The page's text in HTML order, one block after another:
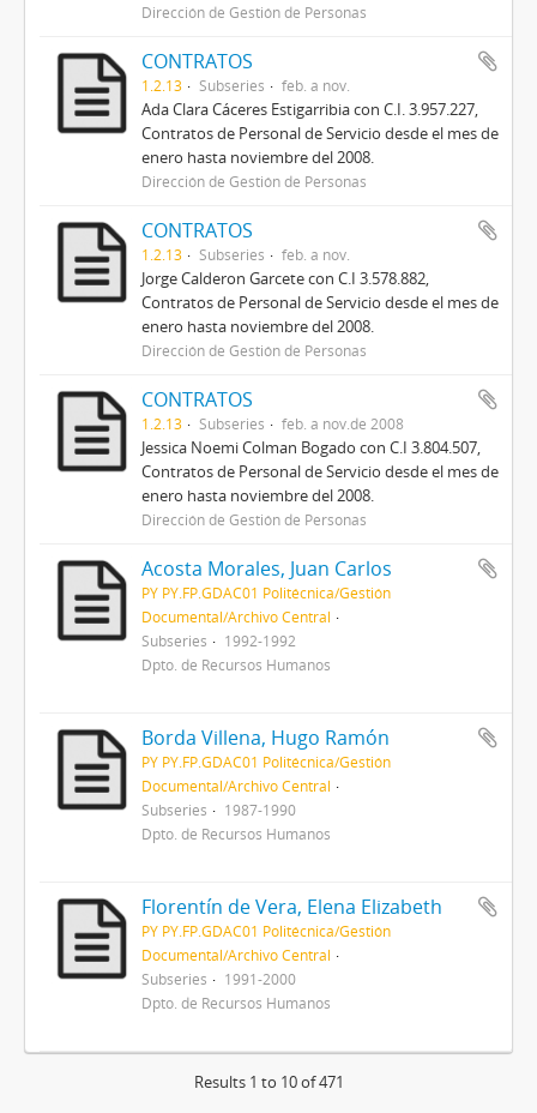
Dirección de Gestión de Personas
CONTRATOS
1.2.13 Subseries feb. a nov.
Ada Clara Cáceres Estigarribia con C.I. 3.957.227,
Contratos de Personal de Servicio desde el mes de
enero hasta noviembre del 2008.
Dirección de Gestión de Personas
CONTRATOS
1.2.13 Subseries feb. a nov.
Jorge Calderon Garcete con C.I 3.578.882,
Contratos de Personal de Servicio desde el mes de
enero hasta noviembre del 2008.
Dirección de Gestión de Personas
CONTRATOS
1.2.13 Subseries feb. a nov.de 2008
Jessica Noemi Colman Bogado con C.I 3.804.507,
Contratos de Personal de Servicio desde el mes de
enero hasta noviembre del 2008.
Dirección de Gestión de Personas
Acosta Morales, Juan Carlos
PY PY.FP.GDAC01 Politécnica/Gestión
Documental/Archivo Central
Subseries
1992-1992
Dpto. de Recursos Humanos
Borda Villena, Hugo Ramón
PY PY.FP.GDAC01 Politécnica/Gestión
Documental/Archivo Central
Subseries
1987-1990
Dpto. de Recursos Humanos
Florentín de Vera, Elena Elizabeth
PY PY.FP.GDAC01 Politécnica/Gestión
Documental/Archivo Central
Subseries
1991-2000
Dpto. de Recursos Humanos
Results 1 to 10 of 471